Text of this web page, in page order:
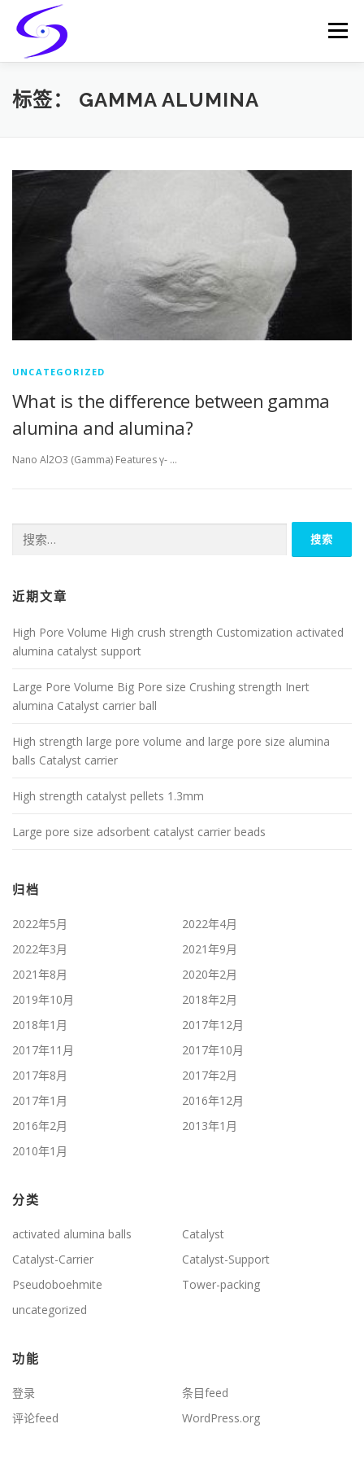
content
Menu
HOME PRODUCTS CATALYST-CARRIER
标签： GAMMA ALUMINA
UNCATEGORIZED
What is the difference between gamma
alumina and alumina?
Nano Al2O3 (Gamma) Features γ- …
索：
近期文章
High Pore Volume High crush strength Customization activated
alumina catalyst support
Large Pore Volume Big Pore size Crushing strength Inert
alumina Catalyst carrier ball
High strength large pore volume and large pore size alumina
balls Catalyst carrier
High strength catalyst pellets 1.3mm
Large pore size adsorbent catalyst carrier beads
归档
2022年5月
2022年4月
2022年3月
2021年9月
2021年8月
2020年2月
2019年10月
2018年2月
2018年1月
2017年12月
2017年11月
2017年10月
2017年8月
2017年2月
2017年1月
2016年12月
2016年2月
2013年1月
2010年1月
分类
activated alumina balls
Catalyst
Catalyst-Carrier
Catalyst-Support
Pseudoboehmite
Tower-packing
uncategorized
功能
登录
条目feed
评论feed
WordPress.org